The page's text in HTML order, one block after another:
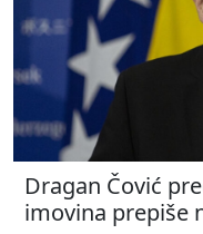
Dragan Čović
imovina prepiše